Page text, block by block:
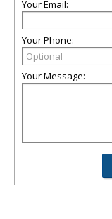
Your Email:
Your Phone:
Your Message: